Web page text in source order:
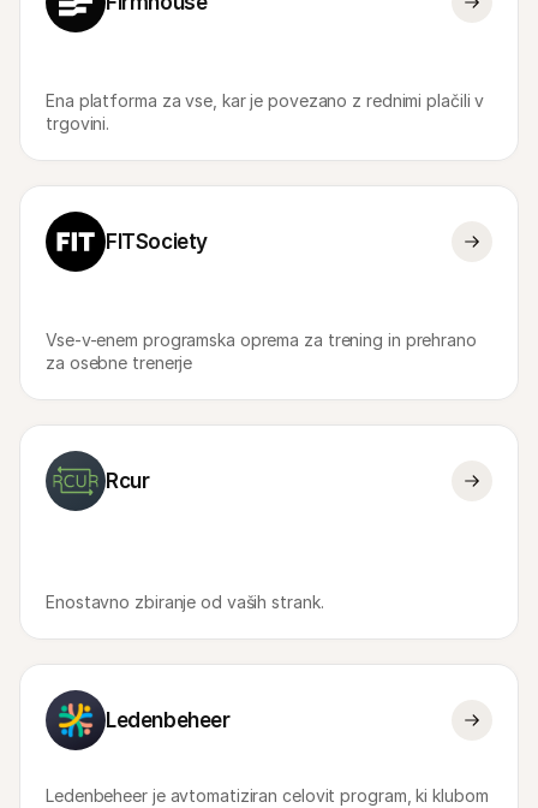
Ena platforma za vse, kar je povezano z rednimi plačili v
trgovini.
FITSociety
Vse-v-enem programska oprema za trening in prehrano
za osebne trenerje
Rcur
Enostavno zbiranje od vaših strank.
Ledenbeheer
Ledenbeheer je avtomatiziran celovit program, ki klubom
Za kupce
Ugotovite, zakaj se Mollie pojavlja na vašem bančnem
Povežite se z našo ekipo za podporo strankam
Kontaktirajte prodajo
Odkrijte, kako lahko pomagamo vašemu podjetju